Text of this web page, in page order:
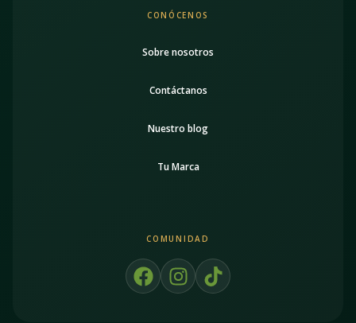
CONÓCENOS
Sobre nosotros
Contáctanos
Nuestro blog
Tu Marca
COMUNIDAD
F
a
I
n
T
i